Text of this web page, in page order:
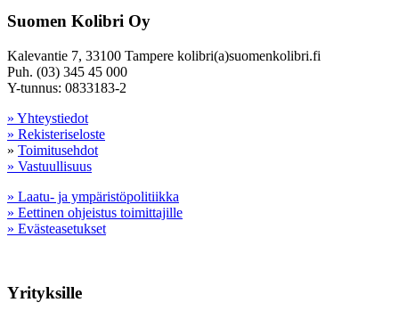
Suomen Kolibri Oy
Kalevantie 7, 33100 Tampere kolibri(a)suomenkolibri.fi
Puh. (03) 345 45 000
Y-tunnus: 0833183-2
» Yhteystiedot
» Rekisteriseloste
» Toimitusehdot
» Vastuullisuus
» Laatu- ja ympäristöpolitiikka
» Eettinen ohjeistus toimittajille
» Evästeasetukset
Yrityksille